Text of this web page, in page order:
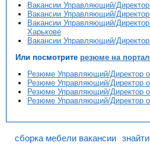
Вакансии Управляющий/
Вакансии Управляющий/
Вакансии Управляющий/
Харькове
Вакансии Управляющий/
Или посмотрите резюме на
Резюме Управляющий/Директор
Резюме Управляющий/Директор
Резюме Управляющий/Директор
Резюме Управляющий/Директор
сборка мебели вакансии